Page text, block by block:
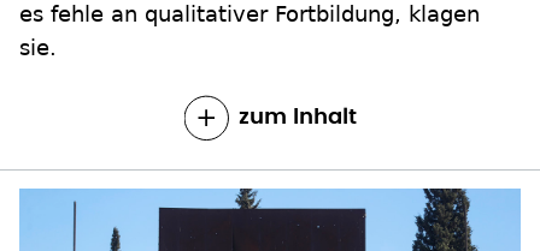
es fehle an qualitativer Fortbildung, klagen
sie.
zum Inhalt